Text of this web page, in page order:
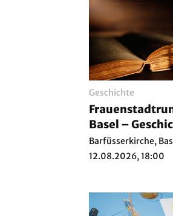
Geschichte
Basel –
dem Abseits
Barfüsserkirche,
12.08.2026, 18:00